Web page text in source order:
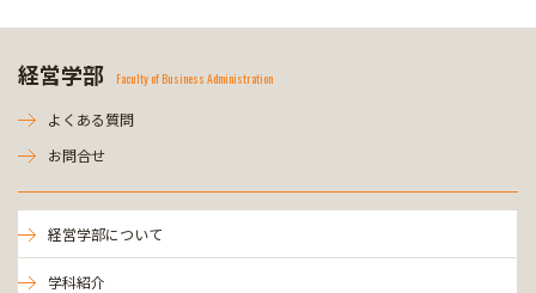
経営学部 Faculty of Business Administration
よくある質問
お問合せ
経営学部について
学科紹介